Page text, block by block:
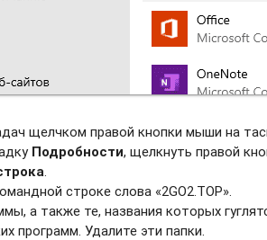
щелчком правой кнопки мыши на
Подробности, щелкнуть правой
строке слова «2GO2.TOP».
а также те, названия которых
программ. Удалите эти папки.